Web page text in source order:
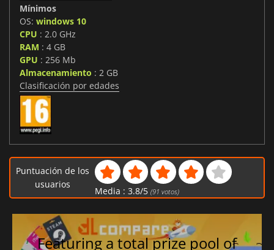
Mínimos
OS: windows 10
CPU : 2.0 GHz
RAM : 4 GB
GPU : 256 Mb
Almacenamiento : 2 GB
Clasificación por edades
Puntuación de los
usuarios
Media : 3.8/5 (91 votos)
Featuring a total prize pool of